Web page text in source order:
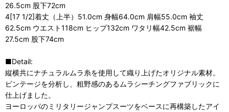
26.5cm 股下72cm
4[17 1/2]着丈（上半）51.0cm 身幅64.0cm 肩幅55.0cm 袖丈
62.5cm ウエスト118cm ヒップ132cm ワタリ幅42.5cm 裾幅
27.5cm 股下74cm
■Detail:
縦横共にナチュラルムラ糸を使用して織り上げたオリジナル素材。
ビンテージを分析し、粗野感のあるムラシーチングファブリックに
仕上げました。
ヨーロッパのミリタリージャンプスーツをベースに再構築したアイ